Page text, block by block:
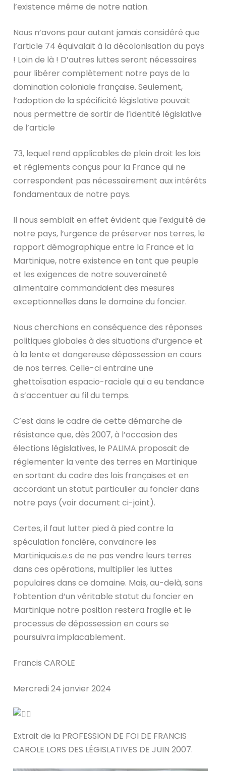
l’existence même de notre nation.
Nous n’avons pour autant jamais considéré que
l’article 74 équivalait à la décolonisation du pays
! Loin de là ! D’autres luttes seront nécessaires
pour libérer complètement notre pays de la
domination coloniale française. Seulement,
l’adoption de la spécificité législative pouvait
nous permettre de sortir de l’identité législative
de l’article
73, lequel rend applicables de plein droit les lois
et règlements conçus pour la France qui ne
correspondent pas nécessairement aux intérêts
fondamentaux de notre pays.
Il nous semblait en effet évident que l’exiguïté de
notre pays, l’urgence de préserver nos terres, le
rapport démographique entre la France et la
Martinique, notre existence en tant que peuple
et les exigences de notre souveraineté
alimentaire commandaient des mesures
exceptionnelles dans le domaine du foncier.
Nous cherchions en conséquence des réponses
politiques globales à des situations d’urgence et
à la lente et dangereuse dépossession en cours
de nos terres. Celle-ci entraine une
ghettoïsation espacio-raciale qui a eu tendance
à s’accentuer au fil du temps.
C’est dans le cadre de cette démarche de
résistance que, dès 2007, à l’occasion des
élections législatives, le PALIMA proposait de
réglementer la vente des terres en Martinique
en sortant du cadre des lois françaises et en
accordant un statut particulier au foncier dans
notre pays (voir document ci-joint).
Certes, il faut lutter pied à pied contre la
spéculation foncière, convaincre les
Martiniquais.e.s de ne pas vendre leurs terres
dans ces opérations, multiplier les luttes
populaires dans ce domaine. Mais, au-delà, sans
l’obtention d’un véritable statut du foncier en
Martinique notre position restera fragile et le
processus de dépossession en cours se
poursuivra implacablement.
Francis CAROLE
Mercredi 24 janvier 2024
Extrait de la PROFESSION DE FOI DE FRANCIS
CAROLE LORS DES LÉGISLATIVES DE JUIN 2007.